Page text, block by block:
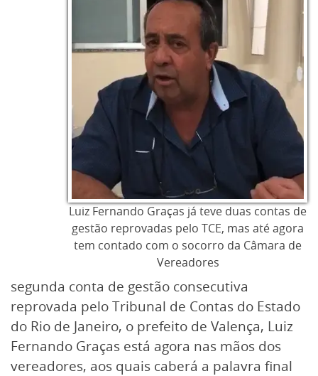
Luiz Fernando Graças já teve duas contas de
gestão reprovadas pelo TCE, mas até agora
tem contado com o socorro da Câmara de
Vereadores
segunda conta de gestão consecutiva
reprovada pelo Tribunal de Contas do Estado
do Rio de Janeiro, o prefeito de Valença, Luiz
Fernando Graças está agora nas mãos dos
vereadores, aos quais caberá a palavra final